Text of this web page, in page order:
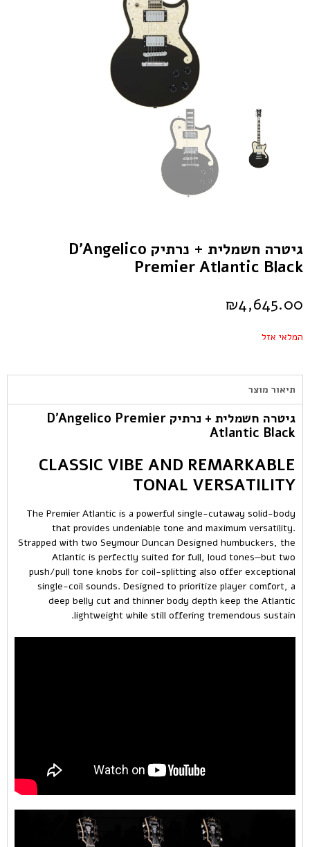
גיטרה חשמלית + נרתיק D’Angelico
Premier Atlantic Black
₪4,645.00
המלאי אזל
תיאור מוצר
גיטרה חשמלית + נרתיק D’Angelico Premier
Atlantic Black
CLASSIC VIBE AND REMARKABLE
TONAL VERSATILITY
The Premier Atlantic is a powerful single-cutaway solid-body
that provides undeniable tone and maximum versatility.
Strapped with two Seymour Duncan Designed humbuckers, the
Atlantic is perfectly suited for full, loud tones—but two
push/pull tone knobs for coil-splitting also offer exceptional
single-coil sounds. Designed to prioritize player comfort, a
deep belly cut and thinner body depth keep the Atlantic
lightweight while still offering tremendous sustain.